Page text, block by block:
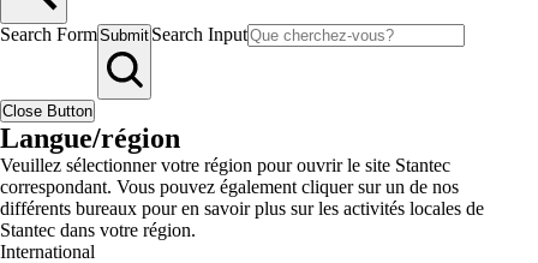
Search FormSubmit Search Input
Close Button
Langue/région
Veuillez sélectionner votre région pour ouvrir le site Stantec
correspondant. Vous pouvez également cliquer sur un de nos
différents bureaux pour en savoir plus sur les activités locales de
Stantec dans votre région.
International